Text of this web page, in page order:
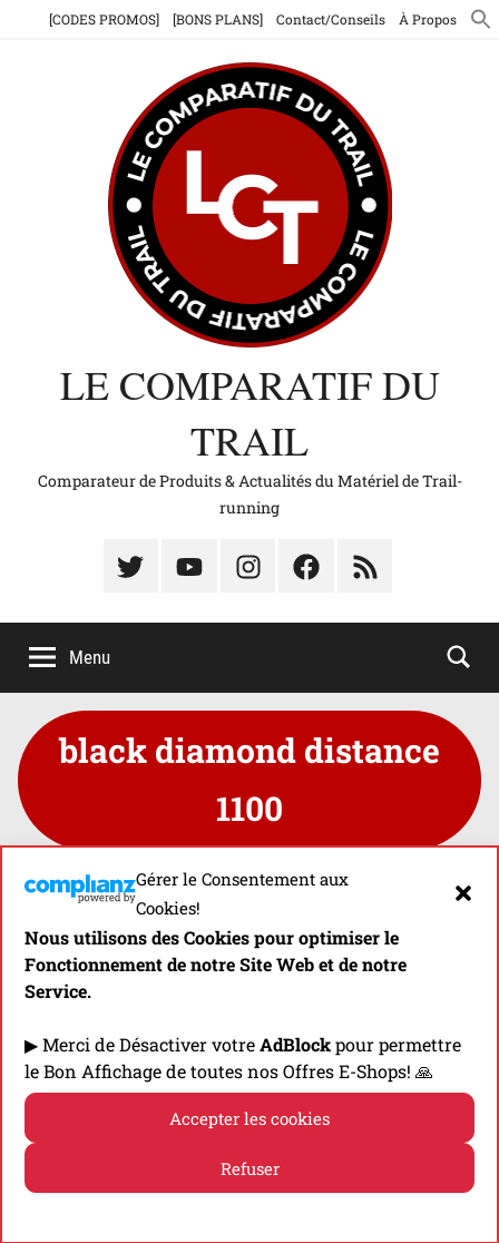
Gérer le Consentement aux
Cookies!
Nous utilisons des Cookies pour optimiser le
Fonctionnement de notre Site Web et de notre
Service.
▶ Merci de Désactiver votreAdBlockpour permettre
le Bon Affichage de toutes nos Offres E-Shops! 🙏
Accepter les cookies
Refuser
[CODES PROMOS] [BONS PLANS] Contact/Conseils À Propos
LE COMPARATIF DU
TRAIL
Comparateur de Produits & Actualités du Matériel de Trail-
running
Élément
menu
Élément
menu
Élément
menu
Élément
menu
Élément
menu
Menu
black diamond distance
1100
TEST DE LA FRONTALE BLACK
DIAMOND DISTANCE LT 1100
Distance 1100 LT, la lampe de trail de milieu de
gamme de la marque américaine!